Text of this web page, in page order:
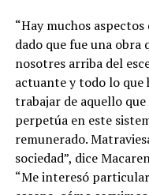
“Hay muchos
dado que fue una obra
nosotres arriba del
actuante y todo lo que
trabajar de aquello
perpetúa en este
remunerado.
sociedad”, dice
“Me interesó